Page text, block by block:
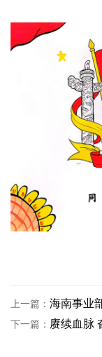
上一篇： 海南事业
下一篇： 赓续血脉